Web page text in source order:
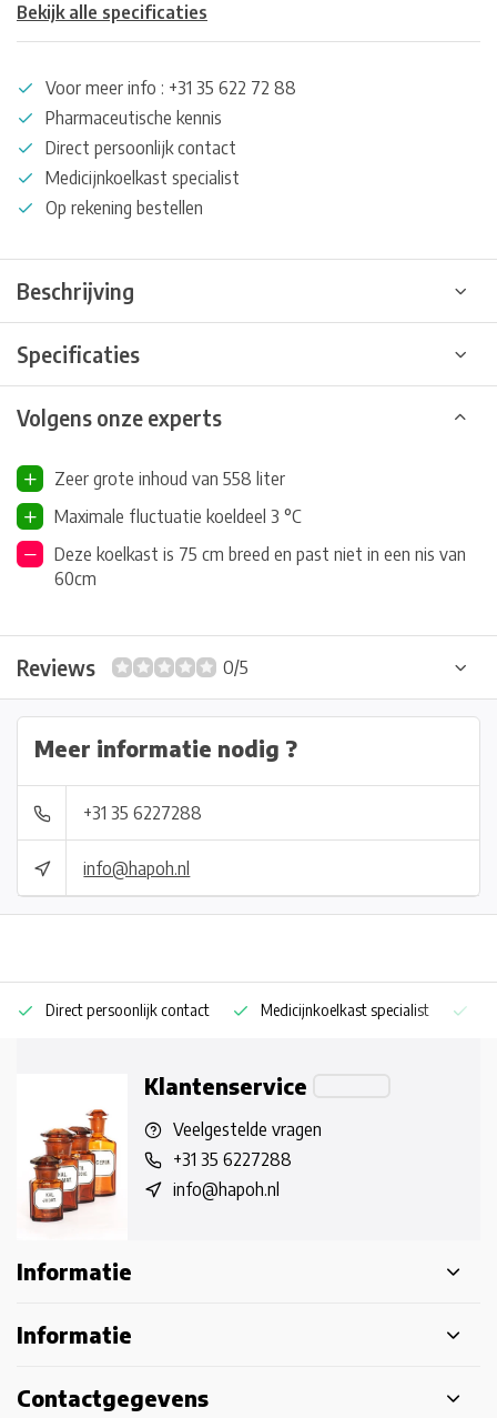
Bekijk alle specificaties
Voor meer info : +31 35 622 72 88
Pharmaceutische kennis
Direct persoonlijk contact
Medicijnkoelkast specialist
Op rekening bestellen
Beschrijving
Specificaties
Volgens onze experts
Zeer grote inhoud van 558 liter
Maximale fluctuatie koeldeel 3 °C
Deze koelkast is 75 cm breed en past niet in een nis van
60cm
Reviews 0/5
Meer informatie nodig ?
+31 35 6227288
info@hapoh.nl
Direct persoonlijk contact Medicijnkoelkast specialist
Klantenservice
Veelgestelde vragen
+31 35 6227288
info@hapoh.nl
Informatie
Informatie
Contactgegevens